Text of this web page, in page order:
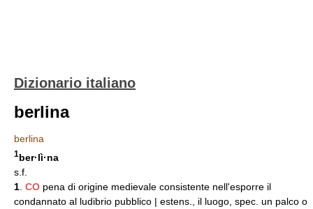
Dizionario italiano
berlina
berlina
1ber·lì·na
s.f.
1 CO pena di origine medievale consistente nell'esporre il
condannato al ludibrio pubblico | estens., il luogo, spec. un palco o